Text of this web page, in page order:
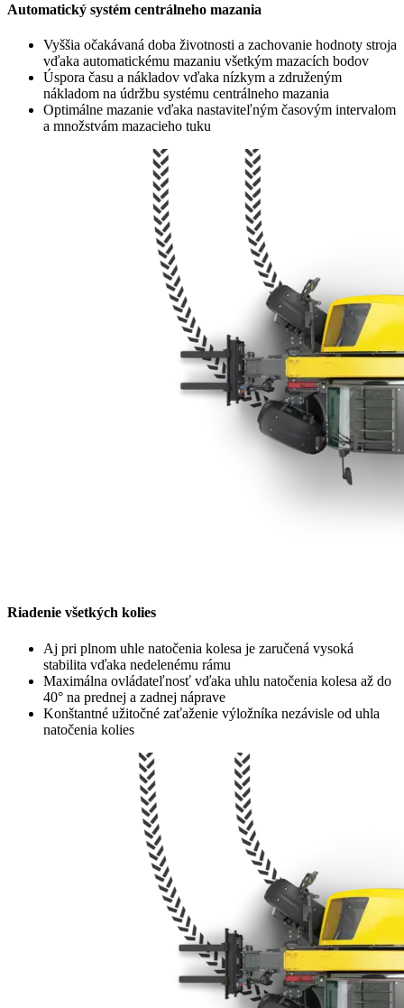
Automatický systém centrálneho mazania
Vyššia očakávaná doba životnosti a zachovanie hodnoty stroja
vďaka automatickému mazaniu všetkým mazacích bodov
Úspora času a nákladov vďaka nízkym a združeným
nákladom na údržbu systému centrálneho mazania
Optimálne mazanie vďaka nastaviteľným časovým intervalom
a množstvám mazacieho tuku
Riadenie všetkých kolies
Aj pri plnom uhle natočenia kolesa je zaručená vysoká
stabilita vďaka nedelenému rámu
Maximálna ovládateľnosť vďaka uhlu natočenia kolesa až do
40° na prednej a zadnej náprave
Konštantné užitočné zaťaženie výložníka nezávisle od uhla
natočenia kolies